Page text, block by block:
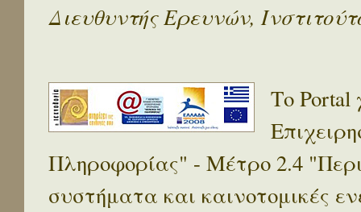
Διευθυντής Ερευνών,
Το Portal
Πληροφορίας" - Μέτρο 2.4
συστήματα και καινοτομικές